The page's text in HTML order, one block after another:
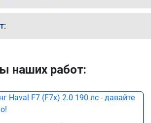
наших работ: